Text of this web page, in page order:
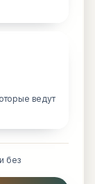
ведут
без